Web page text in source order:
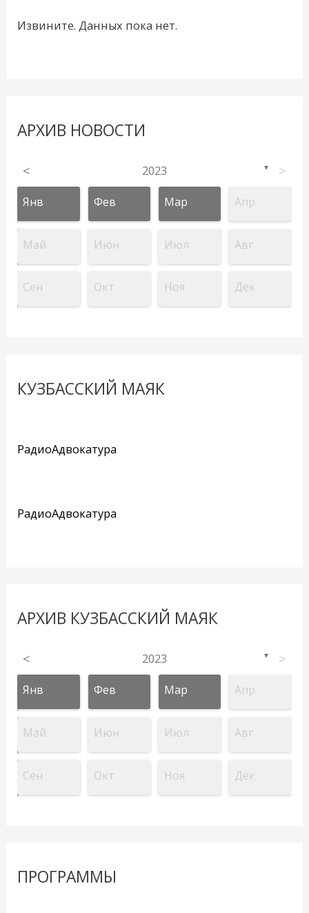
Извините. Данных пока нет.
АРХИВ НОВОСТИ
< 2023 ▼ >
Янв Фев Мар Апр
Май Июн Июл Авг
Сен Окт Ноя Дек
КУЗБАССКИЙ МАЯК
РадиоАдвокатура
РадиоАдвокатура
АРХИВ КУЗБАССКИЙ МАЯК
< 2023 ▼ >
Янв Фев Мар Апр
Май Июн Июл Авг
Сен Окт Ноя Дек
ПРОГРАММЫ